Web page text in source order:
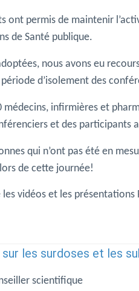
ont permis de maintenir
de Santé publique.
nous avons eu
d’isolement des
médecins, infirmières et
et des participants
qui n’ont pas été en
de cette journée!
vidéos et les présentations
les surdoses et les
scientifique